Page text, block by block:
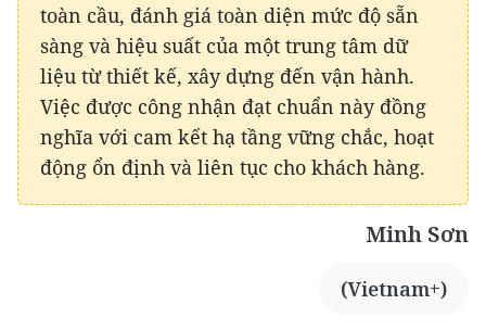
toàn cầu, đánh giá toàn diện mức độ sẵn
sàng và hiệu suất của một trung tâm dữ
liệu từ thiết kế, xây dựng đến vận hành.
Việc được công nhận đạt chuẩn này đồng
nghĩa với cam kết hạ tầng vững chắc, hoạt
động ổn định và liên tục cho khách hàng.
Minh Sơn
(Vietnam+)